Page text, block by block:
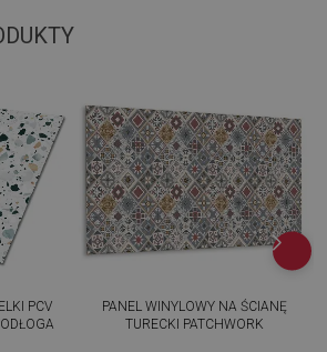
PCV
PANEL WINYLOWY NA ŚCIANĘ
TURECKI PATCHWORK